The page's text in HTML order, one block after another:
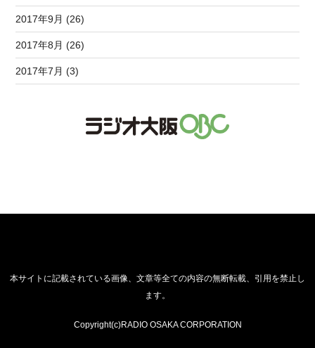
2017年9月 (26)
2017年8月 (26)
2017年7月 (3)
本サイトに記載されている画像、文章等全ての内容の無断転載、引用を禁止し
ます。
Copyright(c)RADIO OSAKA CORPORATION